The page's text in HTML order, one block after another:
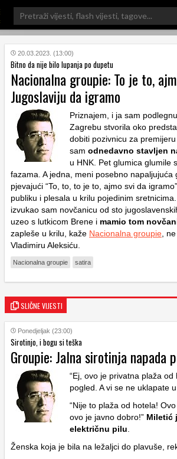
Search
for:
20.03.2023. (13:00)
Bitno da nije bilo lupanja po dupetu
Nacionalna groupie: To je to,
Jugoslaviju da igramo
Priznajem, i ja sam
Zagrebu stvorila oko
dobiti pozivnicu za
sam odnedavno stavljen
u HNK. Pet glumica glumile
fazama. A jedna, meni posebno napaljujuća
pjevajući “To, to, to je to, ajmo svi da
publiku i plesala u krilu pojedinim
izvukao sam novčanicu od sto
uzeo s lutkicom Brene i mamio tom
zapleše u krilu , kaže Nacionalna groupie ,
Vladimiru Aleksiću.
Nacionalna groupie satira
SLIČNE VIJESTI
Ponedjeljak (23:00)
Sirotinjo, i bogu si teška
Groupie: Jalna sirotinja napada
“Ej, ovo je privatna plaža
pogled. A vi se ne uklapate
“Nije to plaža od hotela!
ovo je javno dobro!” Miletić
električnu pilu
Ženska koja je bila na ležaljci do plavuše,